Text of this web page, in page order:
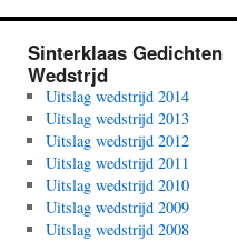
Sinterklaas Gedichten
Wedstrjd
Uitslag wedstrijd 2014
Uitslag wedstrijd 2013
Uitslag wedstrijd 2012
Uitslag wedstrijd 2011
Uitslag wedstrijd 2010
Uitslag wedstrijd 2009
Uitslag wedstrijd 2008